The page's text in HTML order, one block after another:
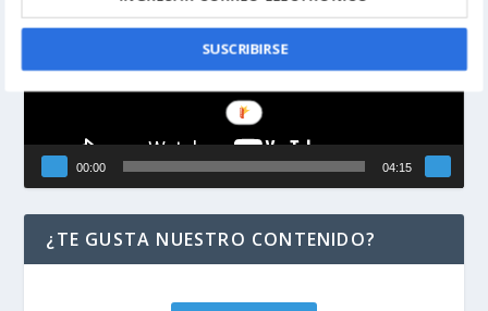
00:00 04:15
¿TE GUSTA NUESTRO CONTENIDO?
SUSCRIBIRSE